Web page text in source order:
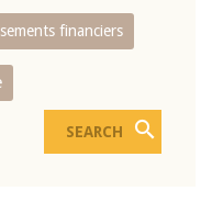
financiers